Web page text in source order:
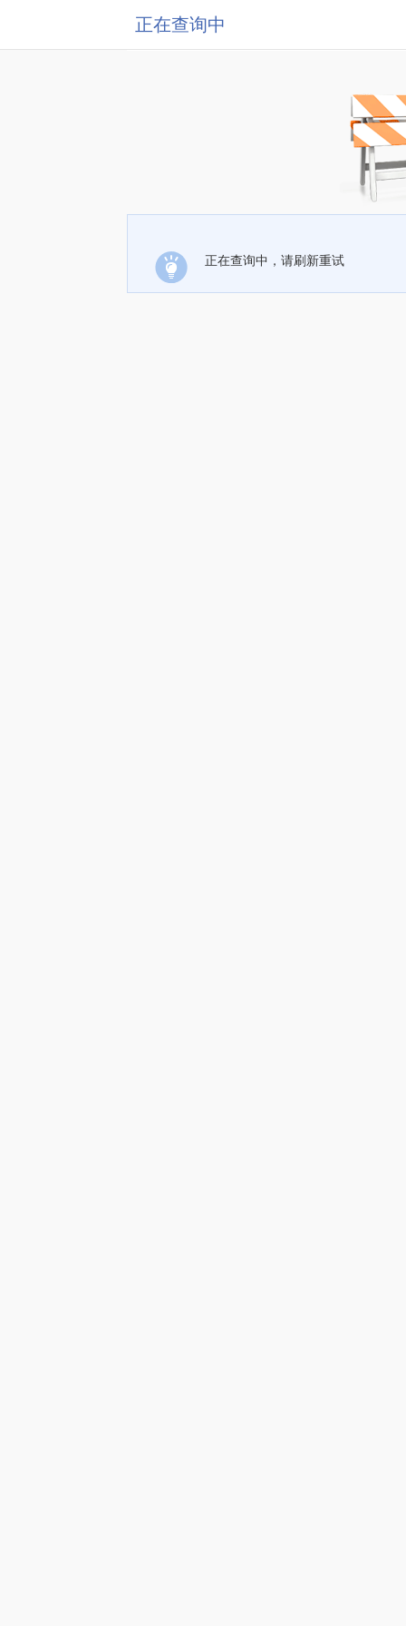
正在查询中
正在查询中，请刷新重试